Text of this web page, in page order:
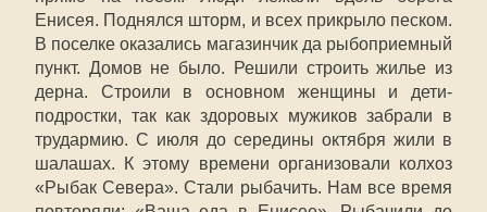
Енисея. Поднялся шторм, и всех прикрыло песком.
В поселке оказались магазинчик да рыбоприемный
пункт. Домов не было. Решили строить жилье из
дерна. Строили в основном женщины и дети-
подростки, так как здоровых мужиков забрали в
трудармию. С июля до середины октября жили в
шалашах. К этому времени организовали колхоз
«Рыбак Севера». Стали рыбачить. Нам все время